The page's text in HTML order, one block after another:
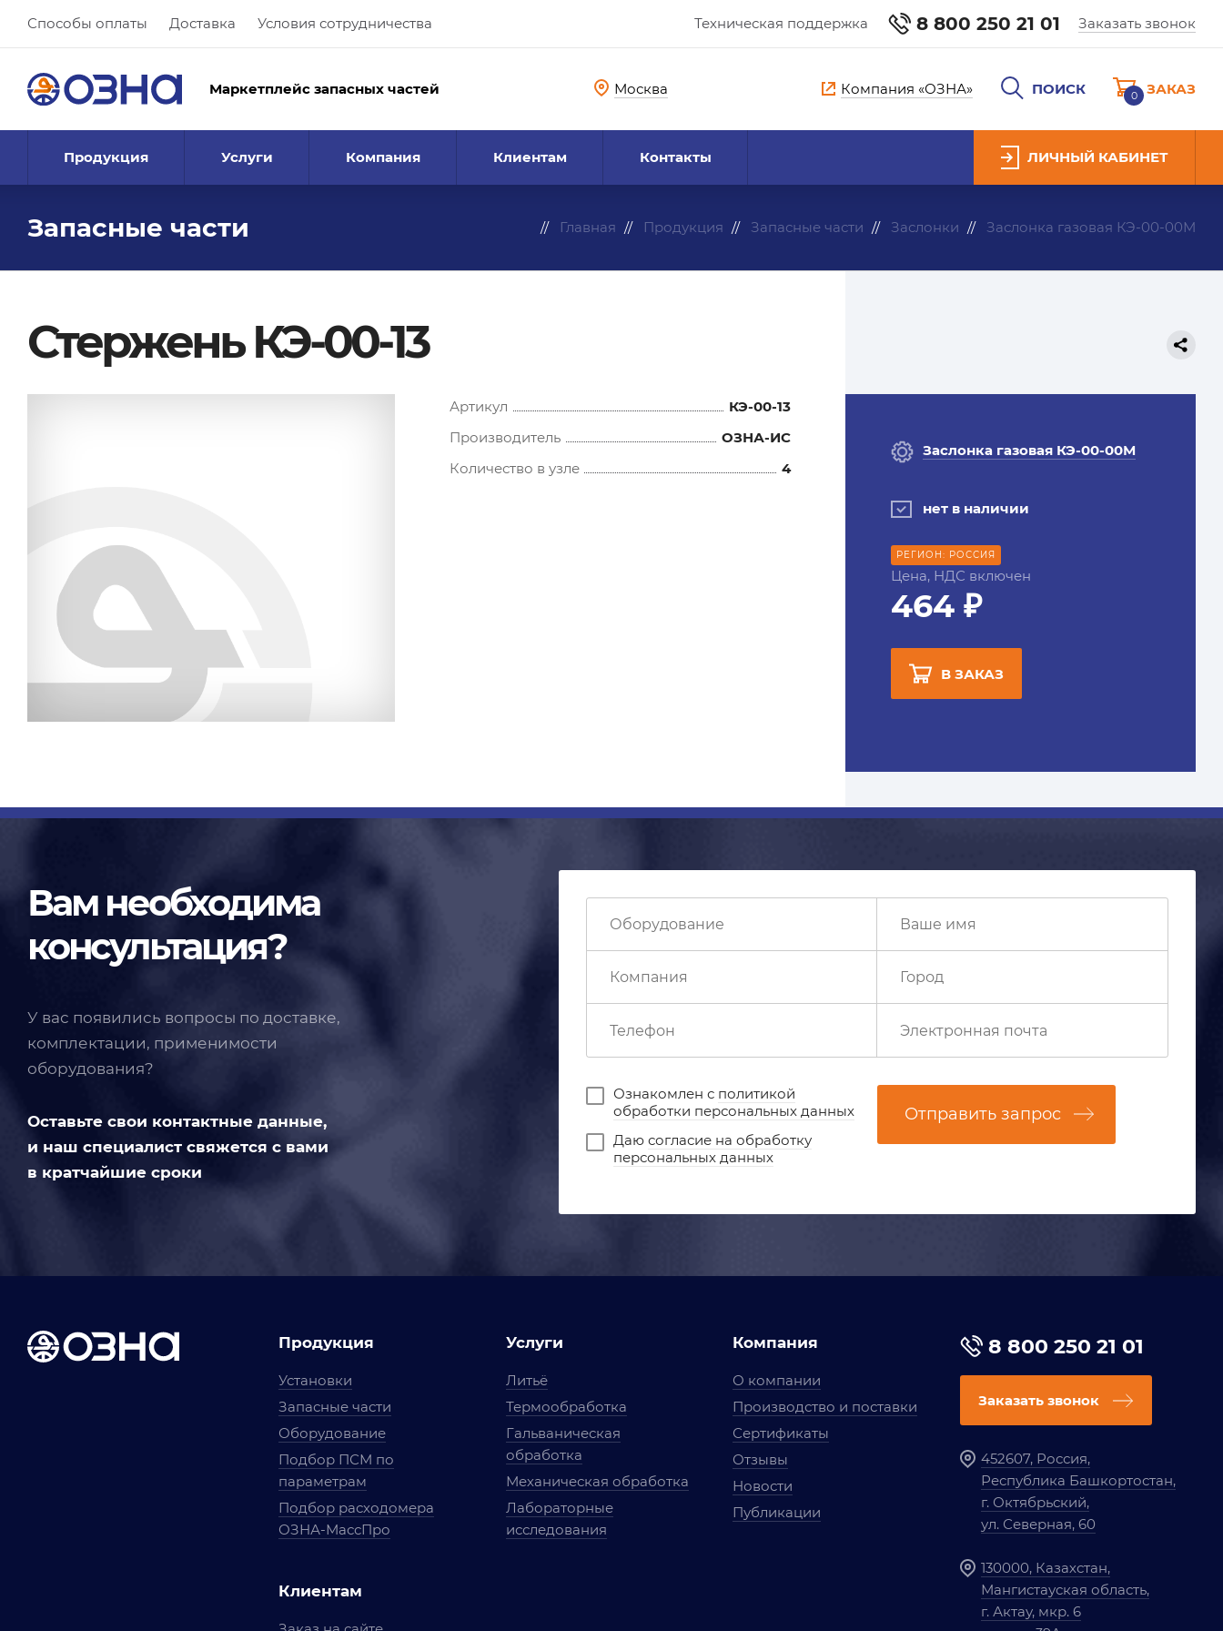
Способы оплаты Доставка Условия сотрудничества Техническая поддержка 8 800 250 21 01 Заказать звонок
Маркетплейс запасных частей Москва Компания «ОЗНА» ПОИСК 0 ЗАКАЗ
Продукция Услуги Компания Клиентам Контакты ЛИЧНЫЙ КАБИНЕТ
Запасные части Главная Продукция Запасные части Заслонки Заслонка газовая КЭ-00-00М
Стержень КЭ-00-13
Артикул
КЭ-00-13
Производитель
ОЗНА-ИС
Количество в узле
4
Заслонка газовая КЭ-00-00М
нет в наличии
РЕГИОН: РОССИЯ
Цена, НДС включен
464 ₽
В ЗАКАЗ
Вам необходима
консультация?
У вас появились вопросы по доставке,
комплектации, применимости
оборудования?
Оставьте свои контактные данные,
и наш специалист свяжется с вами
в кратчайшие сроки
Ознакомлен с политикой
обработки персональных данных
Даю согласие на обработку
персональных данных
Отправить запрос
Продукция
Установки
Запасные части
Оборудование
Подбор ПСМ по
параметрам
Подбор расходомера
ОЗНА-МассПро
Клиентам
Услуги
Литьё
Термообработка
Гальваническая
обработка
Механическая обработка
Лабораторные
исследования
Компания
О компании
Производство и поставки
Сертификаты
Отзывы
Новости
Публикации
8 800 250 21 01
Заказать звонок
452607, Россия,
Республика Башкортостан,
г. Октябрьский,
ул. Северная, 60
130000, Казахстан,
Мангистауская область,
г. Актау, мкр. 6